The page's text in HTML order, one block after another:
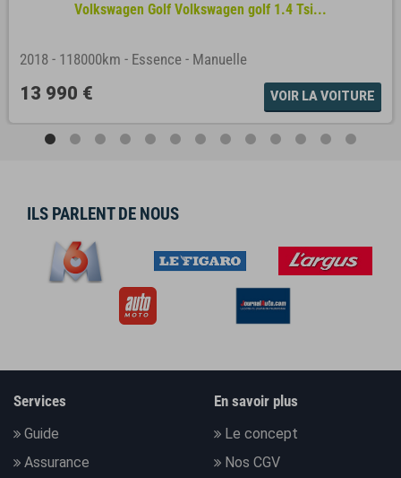
Volkswagen Golf Volkswagen golf 1.4 Tsi...
2018 - 118000km - Essence - Manuelle
13 990 € VOIR LA VOITURE
ILS PARLENT DE NOUS
Services
Guide
Assurance
En savoir plus
Le concept
Nos CGV